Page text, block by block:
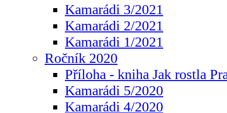
Kamarádi 3/2021
Kamarádi 2/2021
Kamarádi 1/2021
Ročník 2020
Příloha - kniha Jak rostla
Kamarádi 5/2020
Kamarádi 4/2020